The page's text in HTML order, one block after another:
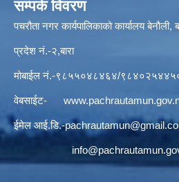
सम्पर्क विवरण
पचरौता नगर कार्यपालिकाको कार्यालय बेनौली,
प्रदेश नं.-२,बारा
मोबाईल नं.-९८५५०४८४६४/
वेबसाईट-
ईमेल आई.डि.-